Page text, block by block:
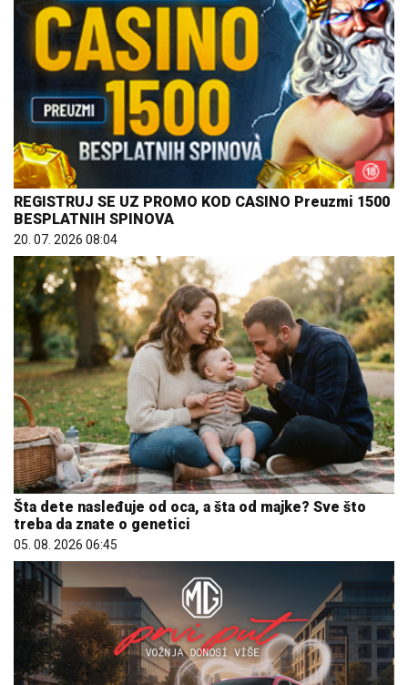
REGISTRUJ SE UZ PROMO KOD CASINO Preuzmi 1500
BESPLATNIH SPINOVA
20. 07. 2026 08:04
Šta dete nasleđuje od oca, a šta od majke? Sve što
treba da znate o genetici
05. 08. 2026 06:45